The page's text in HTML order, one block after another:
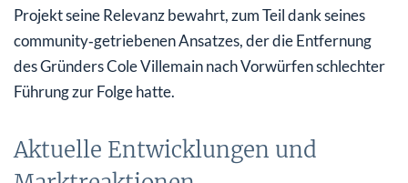
Projekt seine Relevanz bewahrt, zum Teil dank seines
community‑getriebenen Ansatzes, der die Entfernung
des Gründers Cole Villemain nach Vorwürfen schlechter
Führung zur Folge hatte.
Aktuelle Entwicklungen und